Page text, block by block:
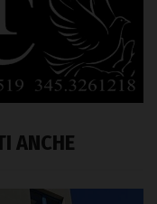
ANCHE